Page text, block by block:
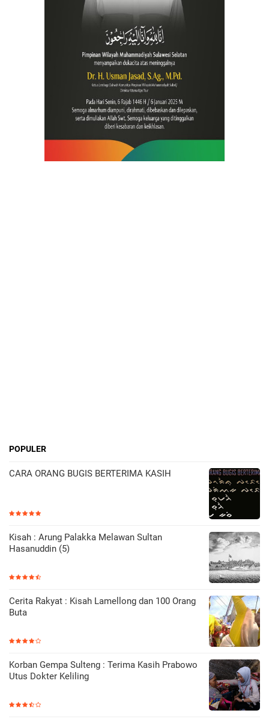
POPULER
CARA ORANG BUGIS BERTERIMA KASIH
Kisah : Arung Palakka Melawan Sultan
Hasanuddin (5)
Cerita Rakyat : Kisah Lamellong dan 100 Orang
Buta
Korban Gempa Sulteng : Terima Kasih Prabowo
Utus Dokter Keliling